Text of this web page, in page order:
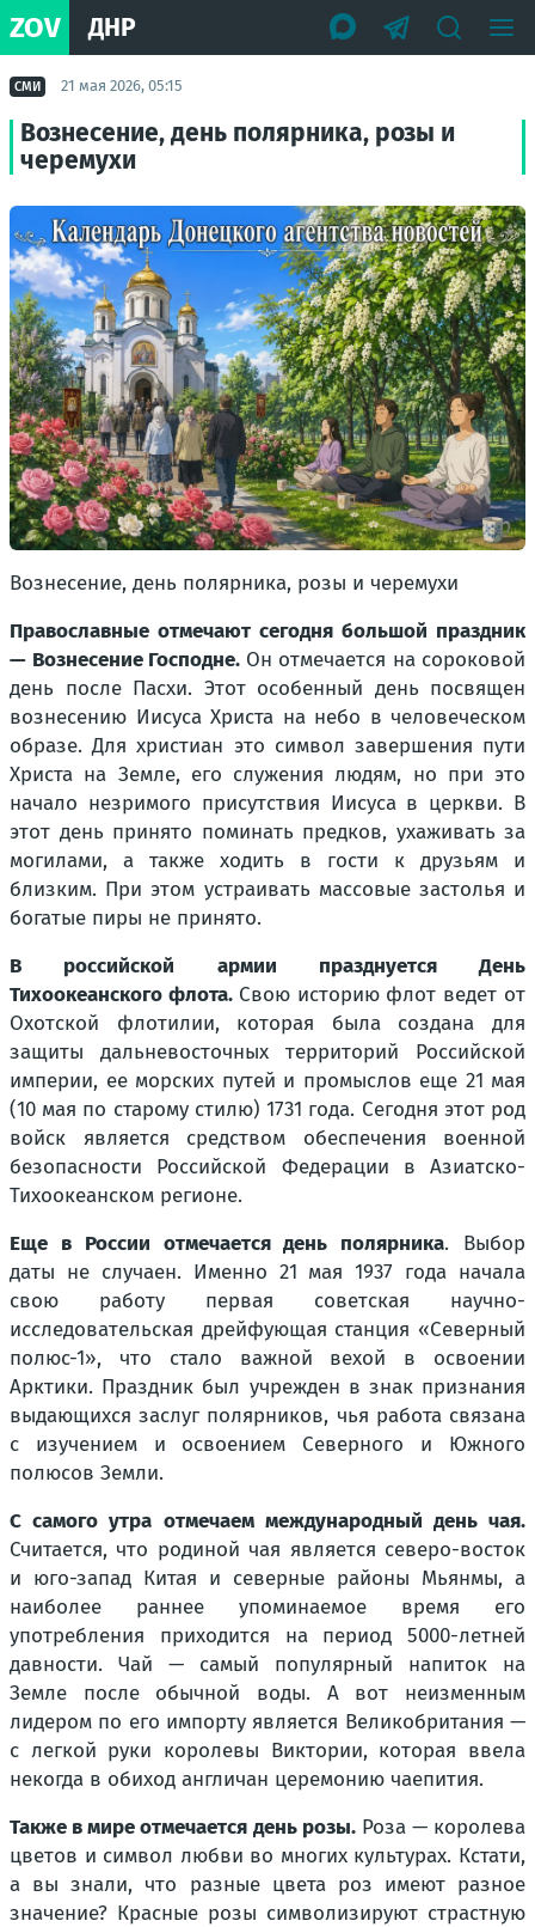
ZOV ДНР
СМИ 21 мая 2026, 05:15
Вознесение, день полярника, розы и
черемухи
Вознесение, день полярника, розы и черемухи
Православные отмечают сегодня большой праздник
— Вознесение Господне. Он отмечается на сороковой
день после Пасхи. Этот особенный день посвящен
вознесению Иисуса Христа на небо в человеческом
образе. Для христиан это символ завершения пути
Христа на Земле, его служения людям, но при это
начало незримого присутствия Иисуса в церкви. В
этот день принято поминать предков, ухаживать за
могилами, а также ходить в гости к друзьям и
близким. При этом устраивать массовые застолья и
богатые пиры не принято.
В российской армии празднуется День
Тихоокеанского флота. Свою историю флот ведет от
Охотской флотилии, которая была создана для
защиты дальневосточных территорий Российской
империи, ее морских путей и промыслов еще 21 мая
(10 мая по старому стилю) 1731 года. Сегодня этот род
войск является средством обеспечения военной
безопасности Российской Федерации в Азиатско-
Тихоокеанском регионе.
Еще в России отмечается день полярника. Выбор
даты не случаен. Именно 21 мая 1937 года начала
свою работу первая советская научно-
исследовательская дрейфующая станция «Северный
полюс-1», что стало важной вехой в освоении
Арктики. Праздник был учрежден в знак признания
выдающихся заслуг полярников, чья работа связана
с изучением и освоением Северного и Южного
полюсов Земли.
С самого утра отмечаем международный день чая.
Считается, что родиной чая является северо-восток
и юго-запад Китая и северные районы Мьянмы, а
наиболее раннее упоминаемое время его
употребления приходится на период 5000-летней
давности. Чай — самый популярный напиток на
Земле после обычной воды. А вот неизменным
лидером по его импорту является Великобритания —
с легкой руки королевы Виктории, которая ввела
некогда в обиход англичан церемонию чаепития.
Также в мире отмечается день розы.Роза — королева
цветов и символ любви во многих культурах. Кстати,
а вы знали, что разные цвета роз имеют разное
значение? Красные розы символизируют страстную